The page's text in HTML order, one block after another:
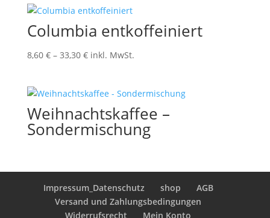
27,70 €
Columbia entkoffeiniert
8,60 € – 33,30 €Preisspanne:
33,30 €
inkl. MwSt.
Weihnachtskaffee –
Sondermischung
Impressum_Datenschutz shop
AGB
Versand und Zahlungsbedingungen
Widerrufsrecht
Mein Konto